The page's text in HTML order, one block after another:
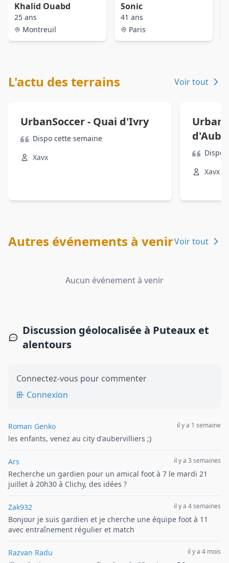
Khalid Ouabd
25 ans
Montreuil
Sonic
41 ans
Paris
L'actu des terrains Voir tout
UrbanSoccer - Quai d'Ivry
Dispo cette semaine
Xavx
Dispo
Xavx
Autres événements à venirVoir tout
Aucun événement à venir
Discussion géolocalisée à Puteaux et
alentours
Connectez-vous pour commenter
Connexion
Roman Genko il y a 1 semaine
les enfants, venez au city d'aubervilliers ;)
Ars il y a 3 semaines
Recherche un gardien pour un amical foot à 7 le mardi 21
juillet à 20h30 à Clichy, des idées ?
Zak932 il y a 4 semaines
Bonjour je suis gardien et je cherche une équipe foot à 11
avec entraînement régulier et match
Razvan Radu il y a 4 mois